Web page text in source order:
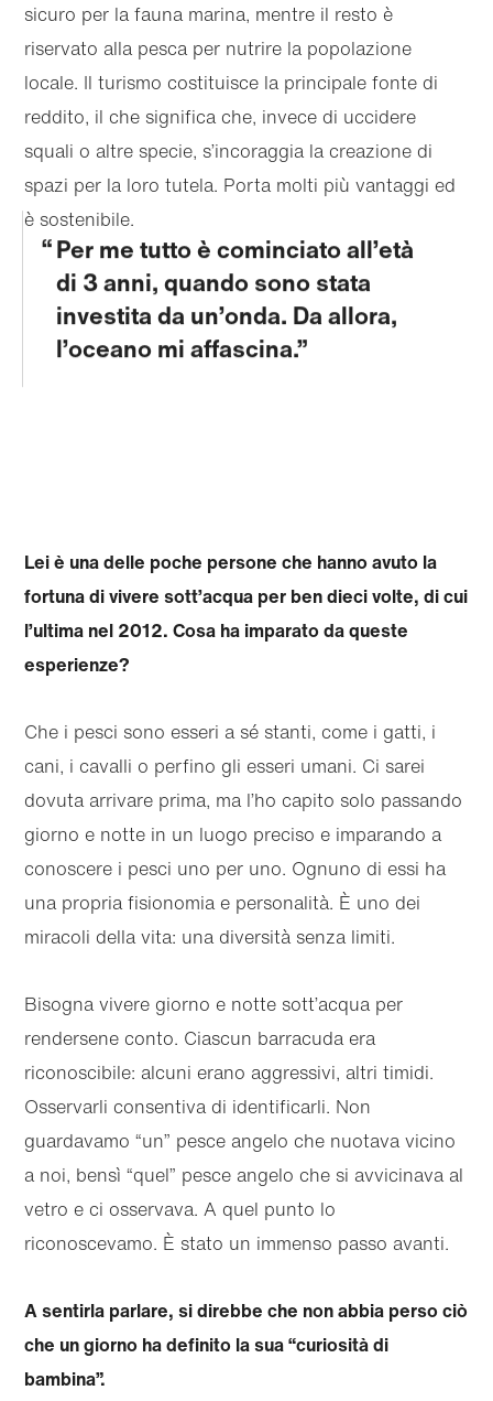
sicuro per la fauna marina, mentre il resto è
riservato alla pesca per nutrire la popolazione
locale. Il turismo costituisce la principale fonte di
reddito, il che significa che, invece di uccidere
squali o altre specie, s’incoraggia la creazione di
spazi per la loro tutela. Porta molti più vantaggi ed
è sostenibile.
Per me tutto è cominciato all’età
di 3 anni, quando sono stata
investita da un’onda. Da allora,
l’oceano mi affascina.
Lei è una delle poche persone che hanno avuto la
fortuna di vivere sott’acqua per ben dieci volte, di cui
l’ultima nel 2012. Cosa ha imparato da queste
esperienze?
Che i pesci sono esseri a sé stanti, come i gatti, i
cani, i cavalli o perfino gli esseri umani. Ci sarei
dovuta arrivare prima, ma l’ho capito solo passando
giorno e notte in un luogo preciso e imparando a
conoscere i pesci uno per uno. Ognuno di essi ha
una propria fisionomia e personalità. È uno dei
miracoli della vita: una diversità senza limiti.
Bisogna vivere giorno e notte sott’acqua per
rendersene conto. Ciascun barracuda era
riconoscibile: alcuni erano aggressivi, altri timidi.
Osservarli consentiva di identificarli. Non
guardavamo “un” pesce angelo che nuotava vicino
a noi, bensì “quel” pesce angelo che si avvicinava al
vetro e ci osservava. A quel punto lo
riconoscevamo. È stato un immenso passo avanti.
A sentirla parlare, si direbbe che non abbia perso ciò
che un giorno ha definito la sua “curiosità di
bambina”.